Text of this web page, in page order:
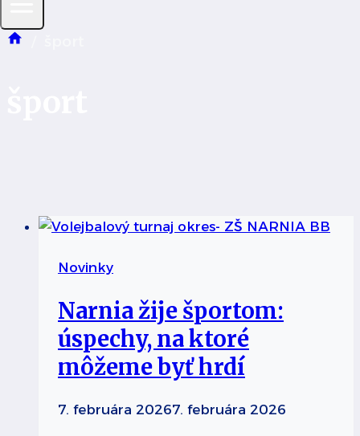
Novinky
Narnia žije športom:
úspechy, na ktoré
môžeme byť hrdí
7. februára 20267. februára 2026